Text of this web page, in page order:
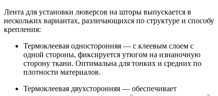
Лента для установки люверсов на шторы выпускается в
нескольких вариантах, различающихся по структуре и способу
крепления:
Термоклеевая односторонняя — с клеевым слоем с
одной стороны, фиксируется утюгом на изнаночную
сторону ткани. Оптимальна для тонких и средних по
плотности материалов.
Термоклеевая двухсторонняя — обеспечивает